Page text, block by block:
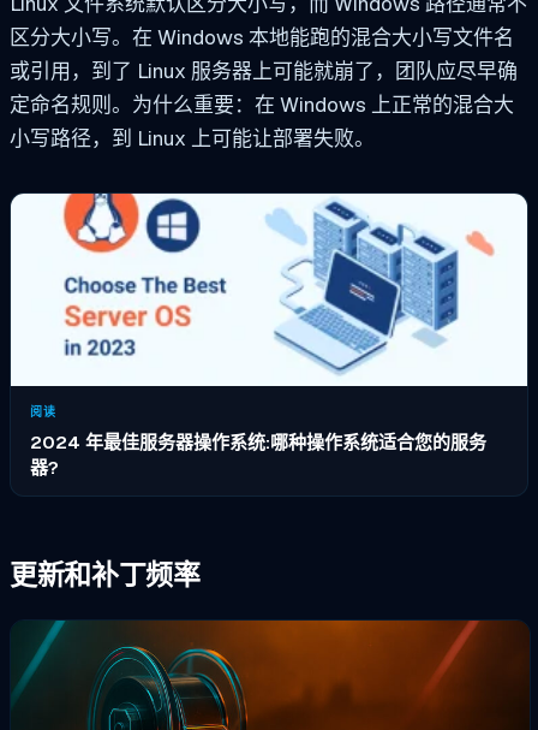
区分大小写。在 Windows 本地能跑的混合大小写文件名
或引用，到了 Linux 服务器上可能就崩了，团队应尽早确
定命名规则。为什么重要：在 Windows 上正常的混合大
小写路径，到 Linux 上可能让部署失败。
阅读
2024 年最佳服务器操作系统:哪种操作系统适合您的服务
器?
更新和补丁频率